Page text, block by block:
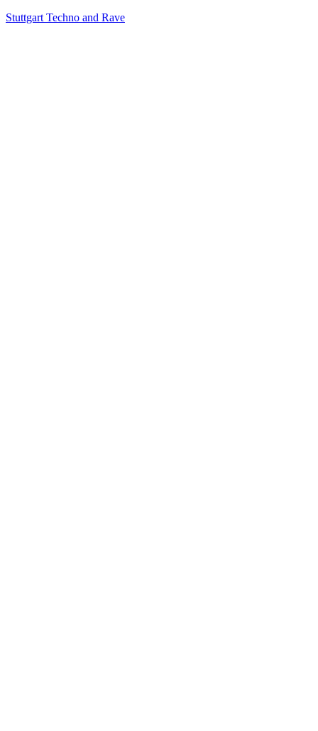
Stuttgart Techno and Rave